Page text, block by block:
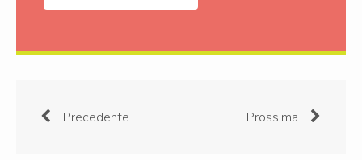
Precedente Prossima